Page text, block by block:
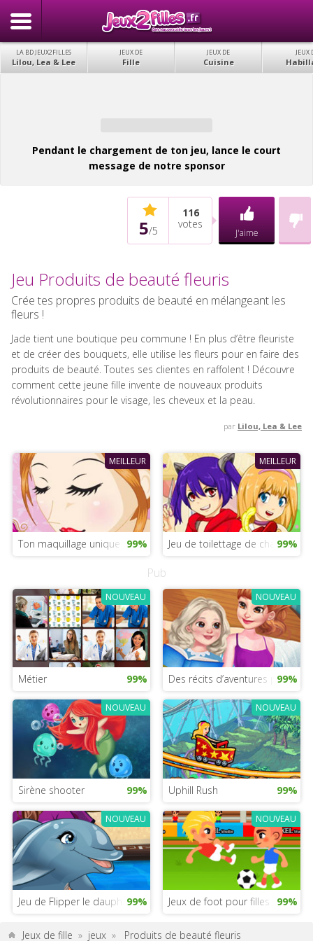
LA BD JEUX2FILLES
Lilou, Lea & Lee
JEUX DE
Fille
JEUX DE
Cuisine
JEUX
Pendant le chargement de ton jeu, lance le court
message de notre sponsor
5/5
116
votes
J'aime
Jeu Produits de beauté fleuris
Crée tes propres produits de beauté en mélangeant les
fleurs !
Jade tient une boutique peu commune ! En plus d’être fleuriste
et de créer des bouquets, elle utilise les fleurs pour en faire des
produits de beauté. Toutes ses clientes en raffolent ! Découvre
comment cette jeune fille invente de nouveaux produits
révolutionnaires pour le visage, les cheveux et la peau.
par Lilou, Lea & Lee
MEILLEUR
Ton maquillage unique 99%
MEILLEUR
Jeu de toilettage de chatons
99%
Pub
NOUVEAU
Métier 99%
NOUVEAU
Des récits d’aventures pour
99%
NOUVEAU
Sirène shooter 99%
NOUVEAU
Uphill Rush 99%
NOUVEAU
Jeu de Flipper le dauphin99%
NOUVEAU
Jeux de foot pour filles 99%
Jeux de fille » jeux » Produits de beauté fleuris